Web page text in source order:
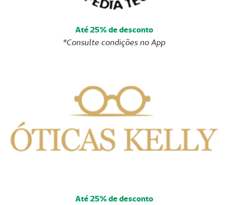
Até 25% de desconto
*Consulte condições no App
Até 25% de desconto